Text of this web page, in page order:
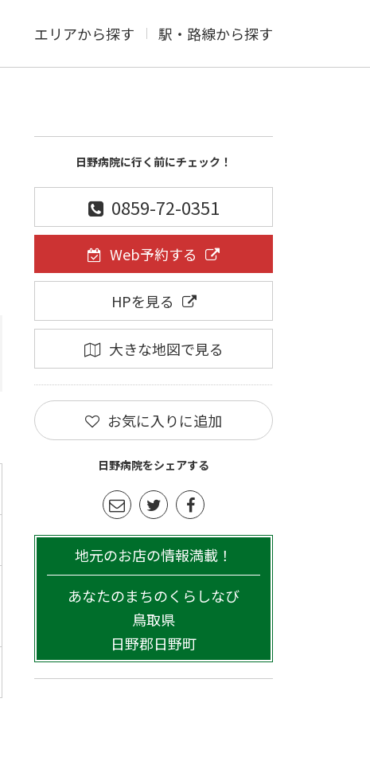
エリアから探す 駅・路線から探す
日野病院に行く前にチェック！
0859-72-0351
Web予約する
HPを見る
大きな地図で見る
お気に入りに追加
日野病院をシェアする
地元のお店の情報満載！
あなたのまちのくらしなび
鳥取県
日野郡日野町